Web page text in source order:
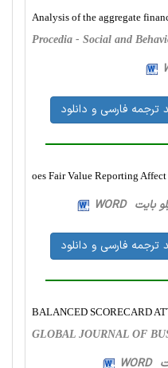
Analysis of the aggregate
Procedia - Social and
ترجمه فارسی و دانلود
oes Fair Value Reporting
ترجمه فارسی و دانلود
BALANCED SCORECARD
GLOBAL JOURNAL OF